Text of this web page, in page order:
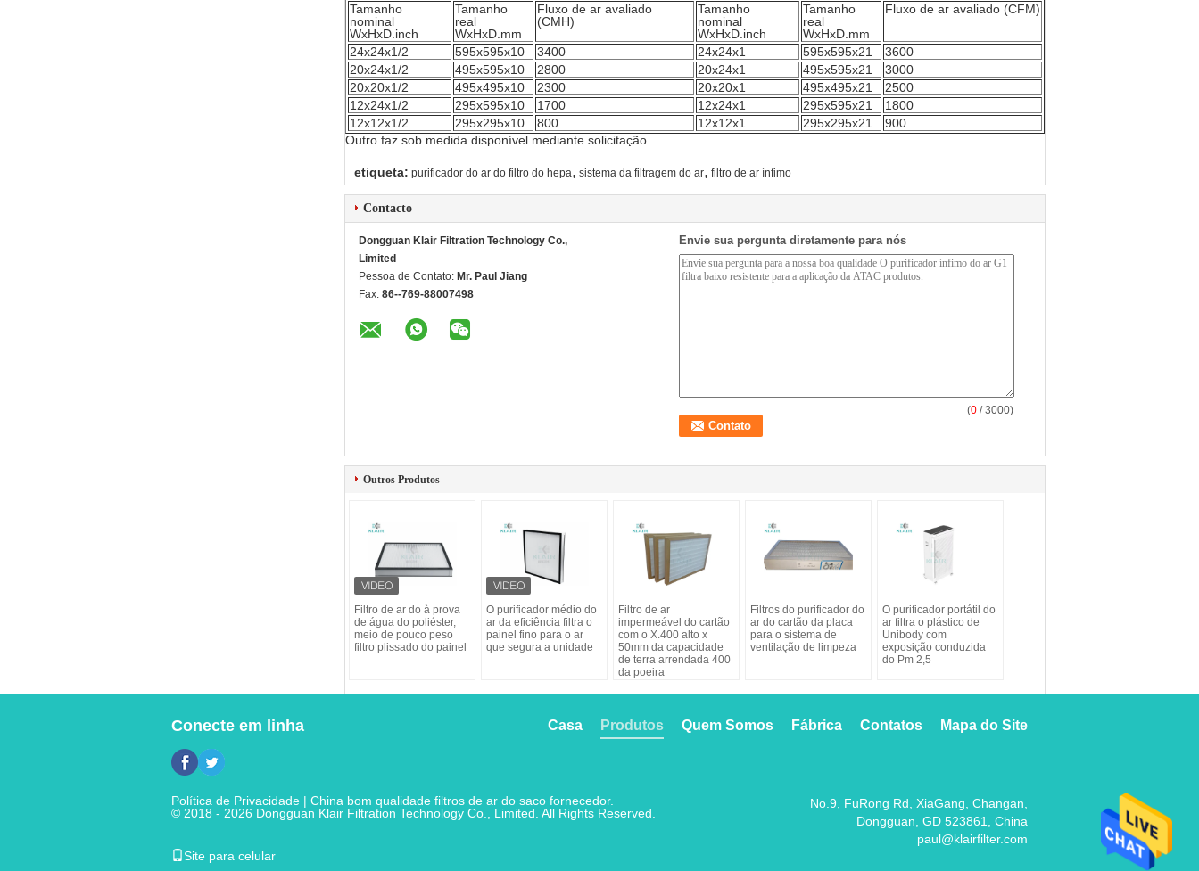
Tamanho
nominal
WxHxD.inch
Tamanho
real
WxHxD.mm
Fluxo de ar avaliado
(CMH)
Tamanho
nominal
WxHxD.inch
Tamanho
real
WxHxD.mm
Fluxo de ar avaliado (CFM)
24x24x1/2 595x595x10 3400 24x24x1 595x595x21
3600
20x24x1/2
495x595x10 2800 20x24x1 495x595x21
3000
20x20x1/2
495x495x10 2300 20x20x1 495x495x21
2500
12x24x1/2
295x595x10 1700 12x24x1 295x595x21
1800
12x12x1/2
295x295x10 800 12x12x1 295x295x21
900
Outro faz sob medida disponível mediante solicitação.
etiqueta: purificador do ar do filtro do hepa, sistema da filtragem do ar, filtro de ar ínfimo
Contacto
Dongguan Klair Filtration Technology Co.,
Limited
Pessoa de Contato: Mr. Paul Jiang
Fax: 86--769-88007498
Envie sua pergunta diretamente para nós
(0 / 3000)
Outros Produtos
Filtro de ar do à prova
de água do poliéster,
meio de pouco peso
filtro plissado do painel
O purificador médio do
ar da eficiência filtra o
painel fino para o ar
que segura a unidade
Filtro de ar
impermeável do cartão
com o X.400 alto x
50mm da capacidade
de terra arrendada 400
da poeira
Filtros do purificador do
ar do cartão da placa
para o sistema de
ventilação de limpeza
O purificador portátil do
ar filtra o plástico de
Unibody com
exposição conduzida
do Pm 2,5
Conecte em linha Mapa do Site
Contatos
Fábrica
Quem Somos
Produtos
Casa
Política de Privacidade | China bom qualidade filtros de ar do saco fornecedor.
© 2018 - 2026 Dongguan Klair Filtration Technology Co., Limited. All Rights Reserved.
No.9, FuRong Rd, XiaGang, Changan,
Dongguan, GD 523861, China
paul@klairfilter.com
Site para celular